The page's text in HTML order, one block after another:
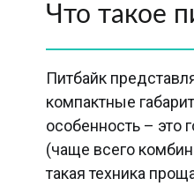
Что такое
Питбайк
компактные
особенность – это
(чаще всего
такая техника